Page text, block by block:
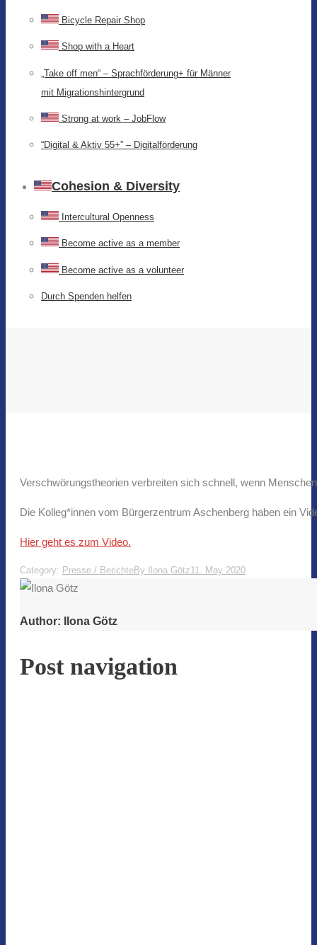
Bicycle Repair Shop
Shop with a Heart
„Take off men“ – Sprachförderung+ für Männer
mit Migrationshintergrund
Strong at work – JobFlow
“Digital & Aktiv 55+” – Digitalförderung
Cohesion & Diversity
Intercultural Openness
Become active as a member
Become active as a volunteer
Durch Spenden helfen
Verschwörungstheorien verbreiten sich schnell, wenn
Die Kolleg*innen vom Bürgerzentrum Aschenberg haben ein
Hier geht es zum Video.
Category: Presse / BerichteBy Ilona Götz11. May 2020
Author: Ilona Götz
Post navigation